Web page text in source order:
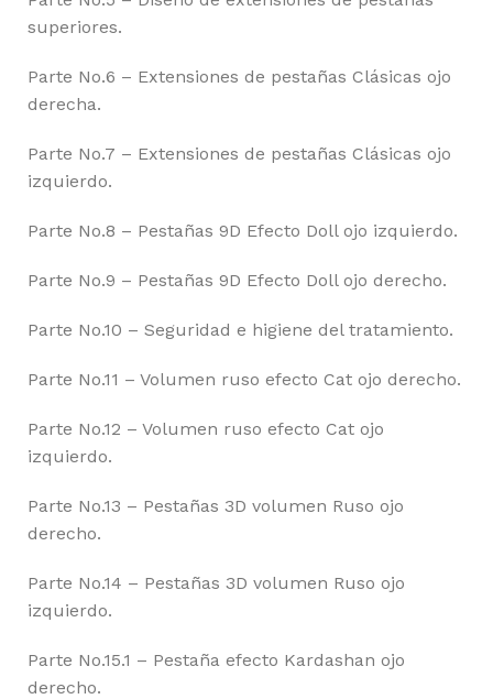
superiores.
Parte No.6 – Extensiones de pestañas Clásicas ojo
derecha.
Parte No.7 – Extensiones de pestañas Clásicas ojo
izquierdo.
Parte No.8 – Pestañas 9D Efecto Doll ojo izquierdo.
Parte No.9 – Pestañas 9D Efecto Doll ojo derecho.
Parte No.10 – Seguridad e higiene del tratamiento.
Parte No.11 – Volumen ruso efecto Cat ojo derecho.
Parte No.12 – Volumen ruso efecto Cat ojo
izquierdo.
Parte No.13 – Pestañas 3D volumen Ruso ojo
derecho.
Parte No.14 – Pestañas 3D volumen Ruso ojo
izquierdo.
Parte No.15.1 – Pestaña efecto Kardashan ojo
derecho.